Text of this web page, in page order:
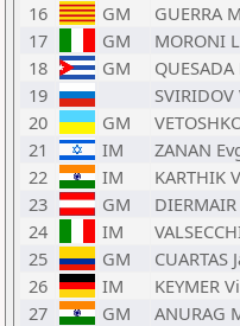
16
GM GUERRA
17
GM MORONI
18
GM QUESADA
19
20
GM
21
IM ZANAN
22
IM KARTHIK
23
GM
24
IM
25
GM
26
IM KEYMER
27
GM ANURAG